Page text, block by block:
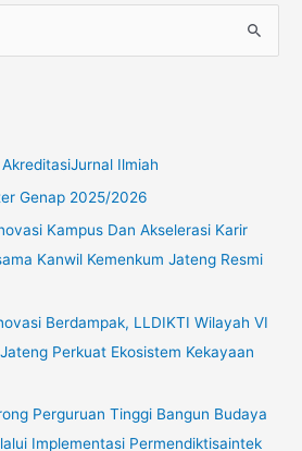
Ilmiah
Genap 2025/2026
Kampus Dan Akselerasi Karir
Kanwil Kemenkum Jateng Resmi
Berdampak, LLDIKTI Wilayah VI
Perkuat Ekosistem Kekayaan
Perguruan Tinggi Bangun Budaya
Implementasi Permendiktisaintek